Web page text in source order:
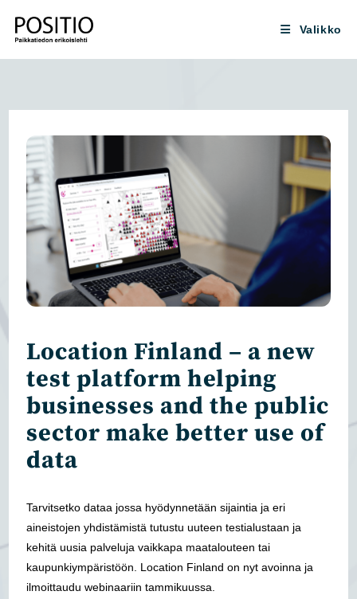
suoraan
sisältöön
Valikko
Location Finland – a new
test platform helping
businesses and the public
sector make better use of
data
Tarvitsetko dataa jossa hyödynnetään sijaintia ja eri
aineistojen yhdistämistä tutustu uuteen testialustaan ja
kehitä uusia palveluja vaikkapa maatalouteen tai
kaupunkiympäristöön. Location Finland on nyt avoinna ja
ilmoittaudu webinaariin tammikuussa.